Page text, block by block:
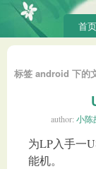
首页
标签 android 下的
author: 小陈
为LP入手一
能机。